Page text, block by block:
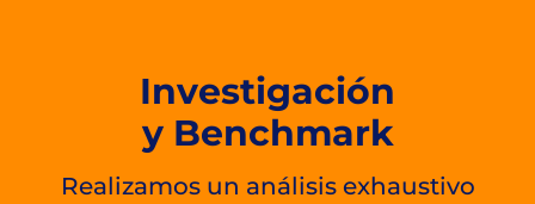
Investigación
y Benchmark
Realizamos un análisis exhaustivo